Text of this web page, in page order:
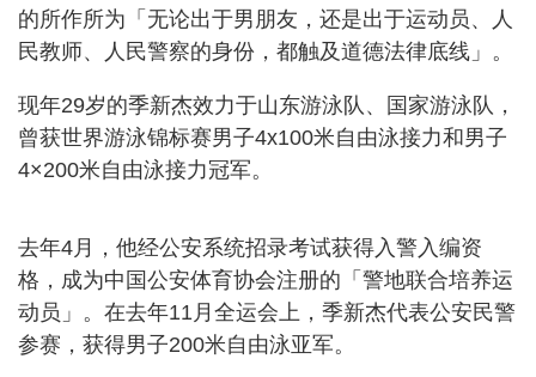
的所作所为「无论出于男朋友，还是出于运动员、人
民教师、人民警察的身份，都触及道德法律底线」。
现年29岁的季新杰效力于山东游泳队、国家游泳队，
曾获世界游泳锦标赛男子4x100米自由泳接力和男子
4×200米自由泳接力冠军。
去年4月，他经公安系统招录考试获得入警入编资
格，成为中国公安体育协会注册的「警地联合培养运
动员」。在去年11月全运会上，季新杰代表公安民警
参赛，获得男子200米自由泳亚军。